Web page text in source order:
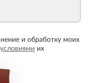
и обработку моих
условиями их